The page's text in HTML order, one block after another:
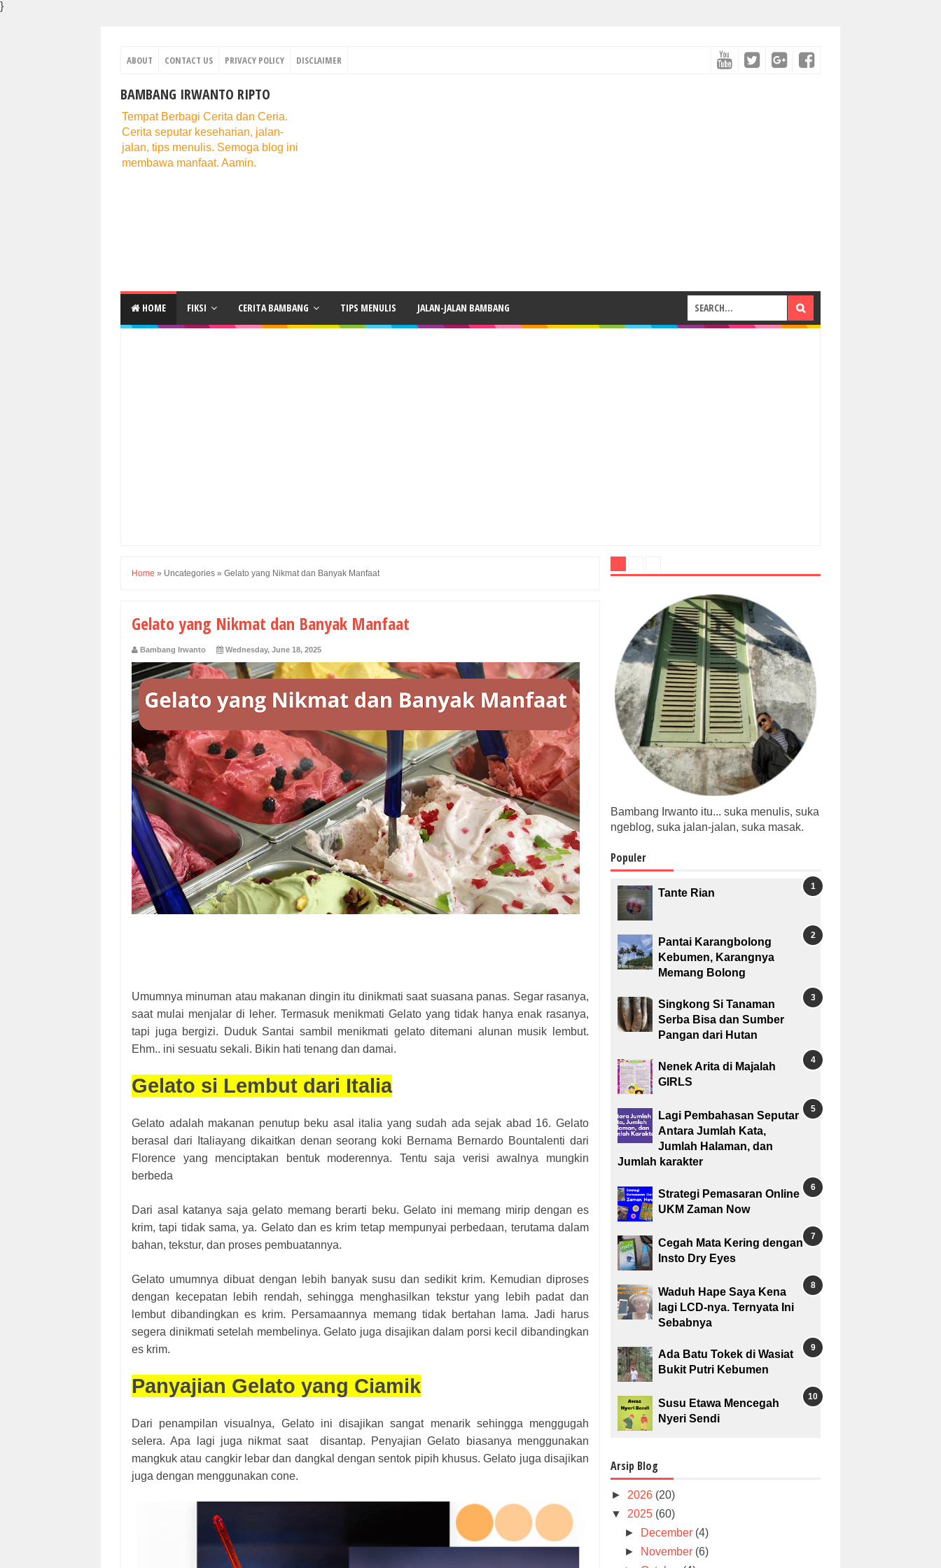
}
ABOUT CONTACT US PRIVACY POLICY DISCLAIMER
BAMBANG IRWANTO RIPTO
Tempat Berbagi Cerita dan Ceria.
Cerita seputar keseharian, jalan-
jalan, tips menulis. Semoga blog ini
membawa manfaat. Aamin.
HOME FIKSI CERITA BAMBANG TIPS MENULIS JALAN-JALAN BAMBANG
Home » Uncategories » Gelato yang Nikmat dan Banyak Manfaat
Gelato yang Nikmat dan Banyak Manfaat
Bambang Irwanto Wednesday, June 18, 2025
Umumnya minuman atau makanan dingin itu dinikmati saat suasana panas. Segar rasanya,
saat mulai menjalar di leher. Termasuk menikmati Gelato yang tidak hanya enak rasanya,
tapi juga bergizi. Duduk Santai sambil menikmati gelato ditemani alunan musik lembut.
Ehm.. ini sesuatu sekali. Bikin hati tenang dan damai.
Gelato si Lembut dari Italia
Gelato adalah makanan penutup beku asal italia yang sudah ada sejak abad 16. Gelato
berasal dari Italiayang dikaitkan denan seorang koki Bernama Bernardo Bountalenti dari
Florence yang menciptakan bentuk moderennya. Tentu saja verisi awalnya mungkin
berbeda
Dari asal katanya saja gelato memang berarti beku. Gelato ini memang mirip dengan es
krim, tapi tidak sama, ya. Gelato dan es krim tetap mempunyai perbedaan, terutama dalam
bahan, tekstur, dan proses pembuatannya.
Gelato umumnya dibuat dengan lebih banyak susu dan sedikit krim. Kemudian diproses
dengan kecepatan lebih rendah, sehingga menghasilkan tekstur yang lebih padat dan
lembut dibandingkan es krim. Persamaannya memang tidak bertahan lama. Jadi harus
segera dinikmati setelah membelinya. Gelato juga disajikan dalam porsi kecil dibandingkan
es krim.
Panyajian Gelato yang Ciamik
Dari penampilan visualnya, Gelato ini disajikan sangat menarik sehingga menggugah
selera. Apa lagi juga nikmat saat disantap. Penyajian Gelato biasanya menggunakan
mangkuk atau cangkir lebar dan dangkal dengan sentok pipih khusus. Gelato juga disajikan
juga dengan menggunakan cone.
Bambang Irwanto itu... suka menulis, suka
ngeblog, suka jalan-jalan, suka masak.
Populer
Tante Rian
Pantai Karangbolong
Kebumen, Karangnya
Memang Bolong
Singkong Si Tanaman
Serba Bisa dan Sumber
Pangan dari Hutan
Nenek Arita di Majalah
GIRLS
Lagi Pembahasan Seputar
Antara Jumlah Kata,
Jumlah Halaman, dan
Jumlah karakter
Strategi Pemasaran Online
UKM Zaman Now
Cegah Mata Kering dengan
Insto Dry Eyes
Waduh Hape Saya Kena
lagi LCD-nya. Ternyata Ini
Sebabnya
Ada Batu Tokek di Wasiat
Bukit Putri Kebumen
Susu Etawa Mencegah
Nyeri Sendi
Arsip Blog
► 2026 (20)
▼ 2025 (60)
►
December (4)
►
November (6)